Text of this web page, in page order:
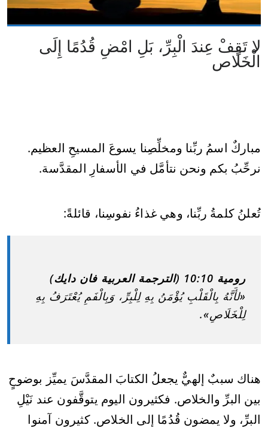
لا تَقِفْ عِندَ الْبِرِّ، بَلِ امْضِ قُدُمًا إِلَى
الْخَلَاص
مباركٌ اسمُ ربِّنا ومخلِّصِنا يسوعَ المسيحِ العظيم.
نرحِّبُ بكم ونحن نتأمَّل في الأسفارِ المقدَّسة.
تُعلنُ كلمةُ ربِّنا، وهي غذاءُ نفوسِنا، قائلةً:
رومية 10:10 (الترجمة العربية فان دايك)
«لأَنَّهُ بِالْقَلْبِ يُؤْمَنُ بِهِ لِلْبِرِّ، وَبِالْفَمِ يُعْتَرَفُ بِهِ
لِلْخَلَاصِ».
هناك سببٌ إلهيٌّ يجعلُ الكتابَ المقدَّسَ يميِّز بوضوحٍ
بين البرِّ والخلاص. فكثيرون اليوم يتوقَّفون عند نَيْلِ
البرِّ، ولا يمضون قُدُمًا إلى الخلاص. كثيرون آمنوا